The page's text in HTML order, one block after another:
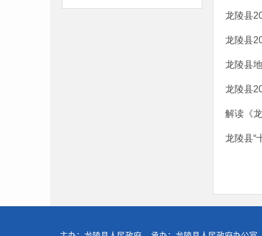
龙陵县
龙陵县
龙陵县
龙陵县
解读《
龙陵县“